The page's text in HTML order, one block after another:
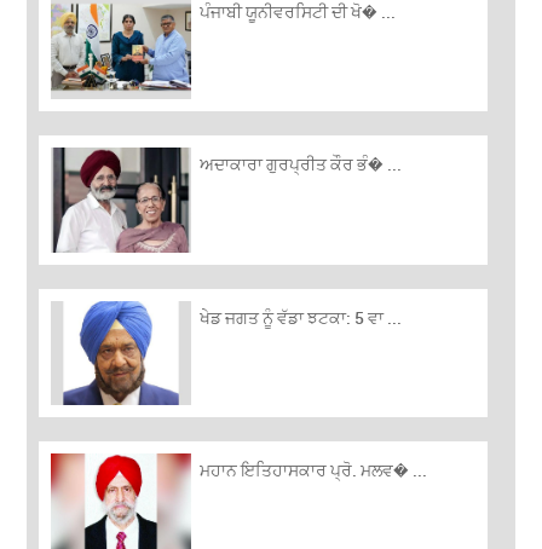
ਪੰਜਾਬੀ ਯੂਨੀਵਰਸਿਟੀ ਦੀ ਖੋ� ...
ਅਦਾਕਾਰਾ ਗੁਰਪ੍ਰੀਤ ਕੌਰ ਭੰ� ...
ਖੇਡ ਜਗਤ ਨੂੰ ਵੱਡਾ ਝਟਕਾ: 5 ਵਾ ...
ਮਹਾਨ ਇਤਿਹਾਸਕਾਰ ਪ੍ਰੋ. ਮਲਵ� ...